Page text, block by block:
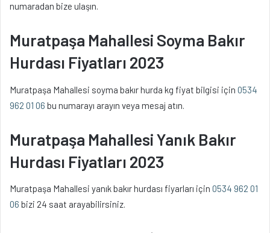
numaradan bize ulaşın.
Muratpaşa Mahallesi Soyma Bakır
Hurdası Fiyatları 2023
Muratpaşa Mahallesi soyma bakır hurda kg fiyat bilgisi için 0534
962 01 06 bu numarayı arayın veya mesaj atın.
Muratpaşa Mahallesi Yanık Bakır
Hurdası Fiyatları 2023
Muratpaşa Mahallesi yanık bakır hurdası fiyarları için 0534 962 01
06 bizi 24 saat arayabilirsiniz.